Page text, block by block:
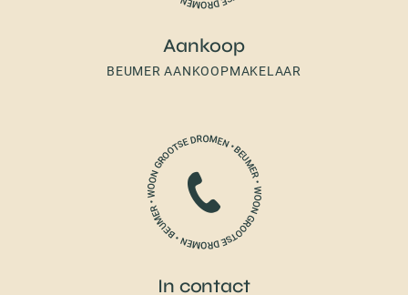
Aankoop
BEUMER AANKOOPMAKELAAR
In contact